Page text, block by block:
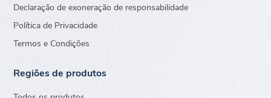
Declaração de exoneração de responsabilidade
Política de Privacidade
Termos e Condições
Regiões de produtos